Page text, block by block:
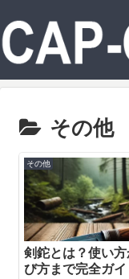
その他
その他
剣鉈とは？使い
び方まで完全ガ